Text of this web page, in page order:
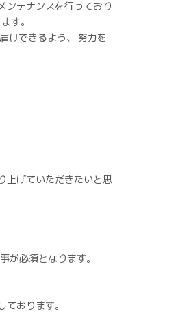
ンテナンスを行っており
す。
けできるよう、 努力を
上げていただきたいと思
必須となります。
おります。